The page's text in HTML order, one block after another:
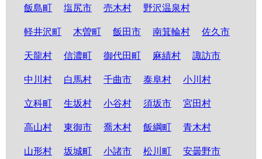
飯島町 塩尻市 売木村 野沢温泉村
軽井沢町 木曽町 飯田市 南箕輪村 佐久市
天龍村 信濃町 御代田町 麻績村 諏訪市
中川村 白馬村 千曲市 泰阜村 小川村
立科町 生坂村 小谷村 須坂市 宮田村
高山村 東御市 喬木村 飯綱町 青木村
山形村 坂城町 小諸市 松川町 安曇野市